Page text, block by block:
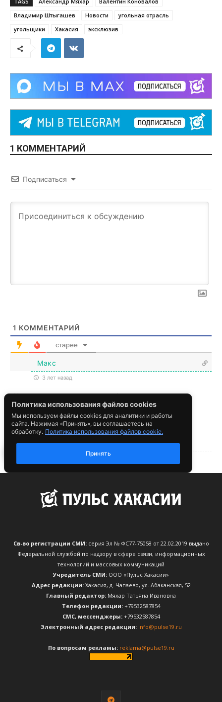
Св-во регистрации СМИ:серия Эл № ФС77-75058 от 22.02.2019 выдано
Федеральной службой по надзору в сфере связи, информационных
технологий и массовых коммуникаций
Учредитель СМИ: ООО «Пульс Хакасии»
Адрес редакции:Хакасия, д. Чапаево, ул. Абаканская, 52
Главный редактор: Мяхар Татьяна Ивановна
Телефон редакции:+79532587854
CМС, мессенджеры:+79532587854
Электронный адрес редакции: info@pulse19.ru
По вопросам рекламы: reklama@pulse19.ru